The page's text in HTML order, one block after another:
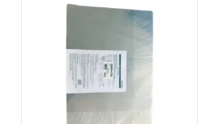
0,4 mm.) (Pack 2 uds.)